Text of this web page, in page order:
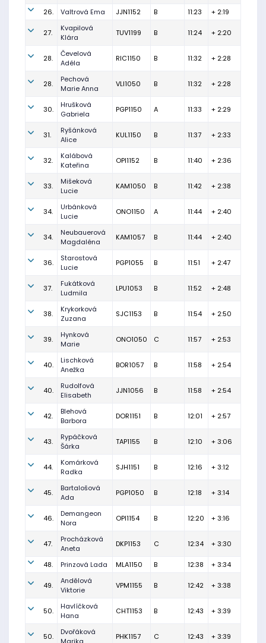
26. Valtrová Ema JJN1152 B 11:23 + 2:19
27.
Kvapilová
Klára
TUV1199 B 11:24 + 2:20
28.
Čevelová
Adéla
RIC1150 B 11:32 + 2:28
28.
Pechová
Marie Anna
VLI1050 B 11:32 + 2:28
30.
Hrušková
Gabriela
PGP1150 A 11:33 + 2:29
31.
Ryšánková
Alice
KUL1150 B 11:37 + 2:33
32.
Kalábová
Kateřina
OPI1152 B 11:40 + 2:36
33.
Mišeková
Lucie
KAM1050 B 11:42 + 2:38
34.
Urbánková
Lucie
ONO1150 A 11:44 + 2:40
34.
Neubauerová
Magdaléna
KAM1057 B 11:44 + 2:40
36.
Starostová
Lucie
PGP1055 B 11:51 + 2:47
37.
Fukátková
Ludmila
LPU1053 B 11:52 + 2:48
38.
Krykorková
Zuzana
SJC1153 B 11:54 + 2:50
39.
Hynková
Marie
ONO1050 C 11:57 + 2:53
40.
Lischková
Anežka
BOR1057 B 11:58 + 2:54
40.
Rudolfová
Elisabeth
JJN1056 B 11:58 + 2:54
42.
Blehová
Barbora
DOR1151 B 12:01 + 2:57
43.
Rypáčková
Šárka
TAP1155 B 12:10 + 3:06
44.
Komárková
Radka
SJH1151 B 12:16 + 3:12
45.
Bartalošová
Ada
PGP1050 B 12:18 + 3:14
46.
Demangeon
Nora
OPI1154 B 12:20 + 3:16
47.
Procházková
Aneta
DKP1153 C 12:34 + 3:30
48. Prinzová Lada MLA1150 B 12:38 + 3:34
49.
Andělová
Viktorie
VPM1155 B 12:42 + 3:38
50.
Havlíčková
Hana
CHT1153 B 12:43 + 3:39
50.
Dvořáková
PHK1157 C 12:43 + 3:39